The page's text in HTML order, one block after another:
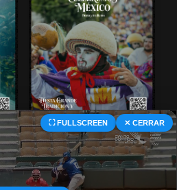
⛶ FULLSCREEN ✕ CERRAR